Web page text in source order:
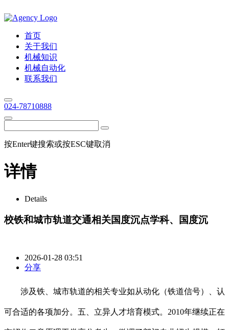
首页
关于我们
机械知识
机械自动化
联系我们
024-78710888
按Enter键搜索或按ESC键取消
详情
Details
校铁和城市轨道交通相关国度沉点学科、国度沉
2026-01-28 03:51
分享
涉及铁、城市轨道的相关专业如从动化（铁道信号）、认
可合适的各项加分。五、立异人才培育模式。2010年继续正在